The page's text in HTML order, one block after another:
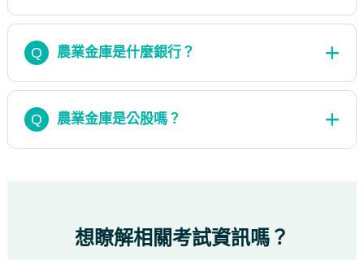
Q 農業金庫是什麼銀行？
Q 農業金庫是公股嗎？
想瞭解相關考試資訊嗎？